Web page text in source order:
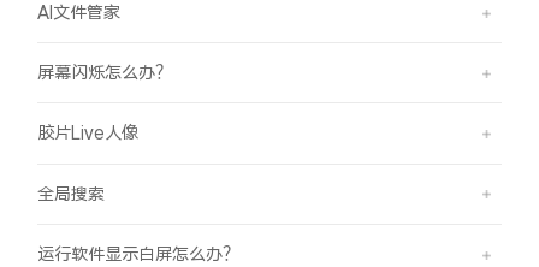
AI文件管家
屏幕闪烁怎么办？
胶片Live人像
全局搜索
运行软件显示白屏怎么办？